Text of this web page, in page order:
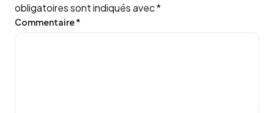
obligatoires sont indiqués avec*
Commentaire*